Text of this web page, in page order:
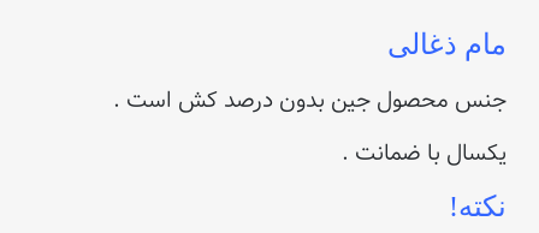
مام ذغالی
جنس محصول جین بدون درصد کش است .
یکسال با ضمانت .
نکته!